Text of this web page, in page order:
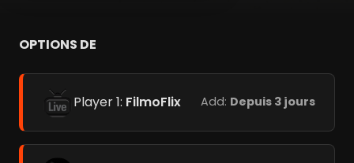
OPTIONS DE
Player 1: FilmoFlix Add: Depuis 3 jours